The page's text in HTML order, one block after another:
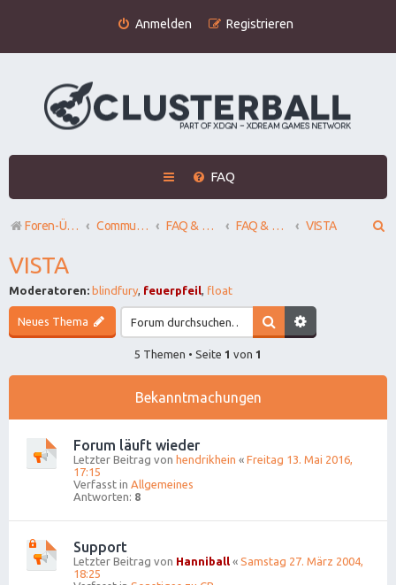
Anmelden Registrieren
FAQ
Foren-Übersicht Community FAQ & HILFE / HELP FAQ & Hilfe zu CB VISTA
VISTA
Moderatoren: blindfury, feuerpfeil, float
Neues Thema
5 Themen • Seite 1 von 1
Bekanntmachungen
Forum läuft wieder
Letzter Beitrag von hendrikhein « Freitag 13. Mai 2016,
17:15
Verfasst in Allgemeines
Antworten: 8
Support
Letzter Beitrag von Hanniball « Samstag 27. März 2004,
18:25